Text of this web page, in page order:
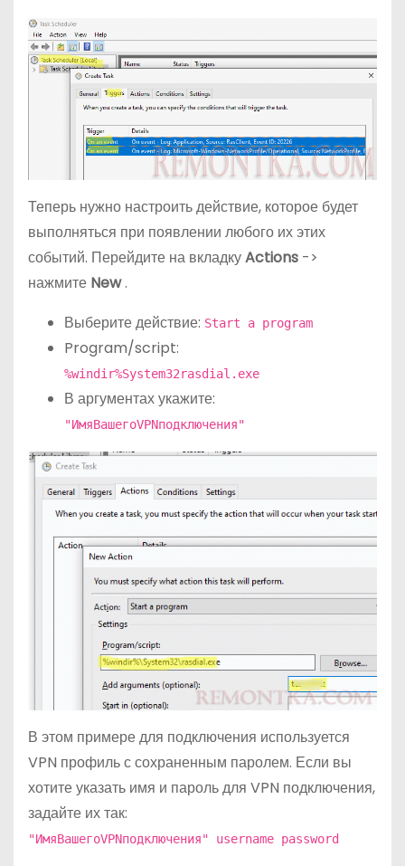
Теперь нужно настроить действие, которое будет
выполняться при появлении любого их этих
событий. Перейдите на вкладкуActions ->
нажмите New.
Выберите действие: Start a program
Program/script:
%windir%System32rasdial.exe
В аргументах укажите:
"ИмяВашегоVPNподключения"
В этом примере для подключения используется
VPN профиль с сохраненным паролем. Если вы
хотите указать имя и пароль для VPN подключения,
задайте их так:
"ИмяВашегоVPNподключения" username password